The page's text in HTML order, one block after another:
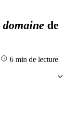
domaine de
6 min de lecture